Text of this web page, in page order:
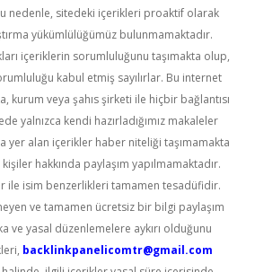
nedenle, sitedeki içerikleri proaktif olarak
yükümlülüğümüz bulunmamaktadır.
içeriklerin sorumluluğunu taşımakta olup,
kabul etmiş sayılırlar. Bu internet
kurum veya şahıs şirketi ile hiçbir bağlantısı
yalnızca kendi hazırladığımız makaleler
yer alan içerikler haber niteliği taşımamakta
hakkında paylaşım yapılmamaktadır.
ile isim benzerlikleri tamamen tesadüfidir.
ve tamamen ücretsiz bir bilgi paylaşım
ve yasal düzenlemelere aykırı olduğunu
backlinkpanelicomtr@gmail.com